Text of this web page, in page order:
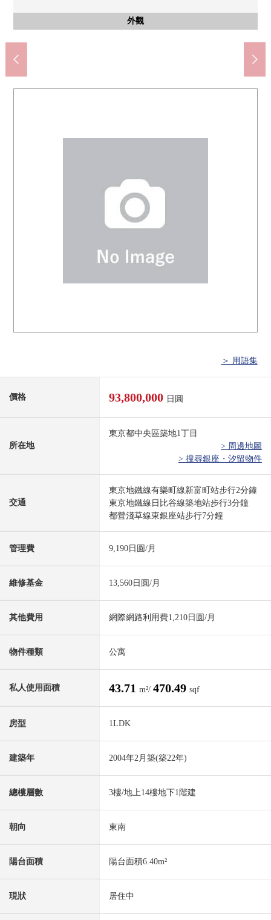
外觀
外觀
外觀
入口
入口
入口
外觀
外觀
外觀
外觀
外觀
外觀
7-Eleven中央區築地2丁目商店(約150m)
步行2分鐘。
中央新富2郵局(約260m)
步行4分鐘。
財團法人聖路加國際病院(約600m)
步行8分鐘。
＞ 用語集
價格 93,800,000 日圓
所在地
東京都中央區築地1丁目
> 周邊地圖
> 搜尋銀座・汐留物件
交通
東京地鐵線有樂町線新富町站步行2分鐘
東京地鐵線日比谷線築地站步行3分鐘
都營淺草線東銀座站步行7分鐘
管理費 9,190日圆/月
維修基金 13,560日圆/月
其他費用 網際網路利用費1,210日圆/月
物件種類 公寓
私人使用面積 43.71 m²/ 470.49 sqf
房型 1LDK
建築年 2004年2月築(築22年)
總樓層數 3樓/地上14樓地下1階建
朝向 東南
陽台面積 陽台面積6.40m²
現狀 居住中